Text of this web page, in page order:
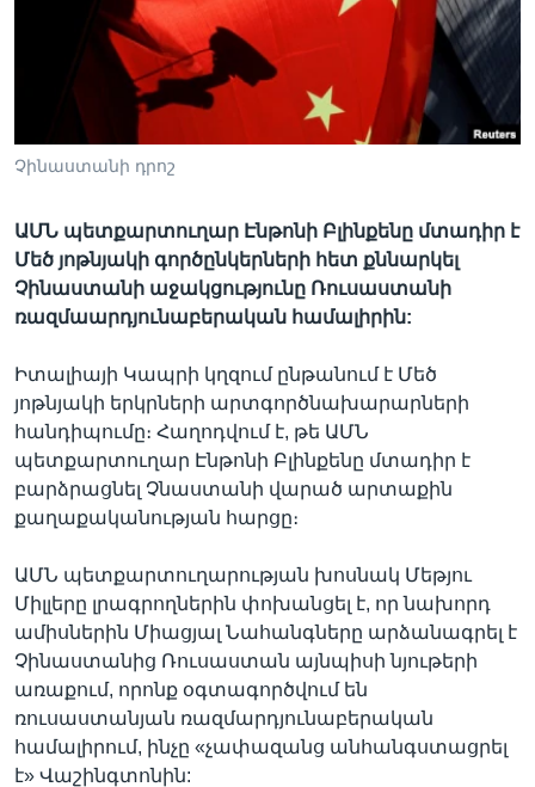
Լեզուներ
Չինաստանի դրոշ
ԱՄՆ պետքարտուղար Էնթոնի Բլինքենը մտադիր է
Մեծ յոթնյակի գործընկերների հետ քննարկել
Չինաստանի աջակցությունը Ռուսաստանի
ռազմաարդյունաբերական համալիրին:
Իտալիայի Կապրի կղզում ընթանում է Մեծ
յոթնյակի երկրների արտգործնախարարների
հանդիպումը։ Հաղոդվում է, թե ԱՄՆ
պետքարտուղար Էնթոնի Բլինքենը մտադիր է
բարձրացնել Չնաստանի վարած արտաքին
քաղաքականության հարցը։
ԱՄՆ պետքարտուղարության խոսնակ Մեթյու
Միլլերը լրագրողներին փոխանցել է, որ նախորդ
ամիսներին Միացյալ Նահանգները արձանագրել է
Չինաստանից Ռուսաստան այնպիսի նյութերի
առաքում, որոնք օգտագործվում են
ռուսաստանյան ռազմարդյունաբերական
համալիրում, ինչը «չափազանց անհանգստացրել
է» Վաշինգտոնին: